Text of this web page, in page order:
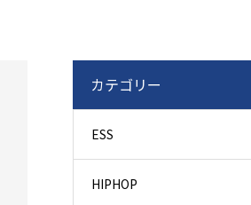
カテゴリー
ESS
HIPHOP